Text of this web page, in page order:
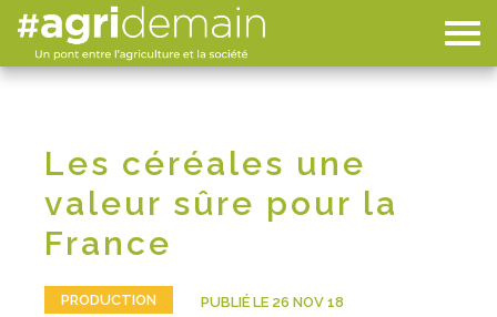
Les céréales une
valeur sûre pour la
France
PRODUCTION PUBLIÉ LE 26 NOV 18